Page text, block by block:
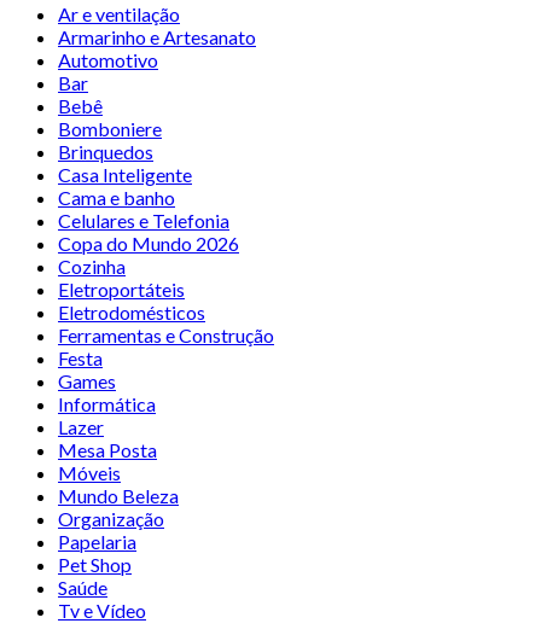
Ar e ventilação
Armarinho e Artesanato
Automotivo
Bar
Bebê
Bomboniere
Brinquedos
Casa Inteligente
Cama e banho
Celulares e Telefonia
Copa do Mundo 2026
Cozinha
Eletroportáteis
Eletrodomésticos
Ferramentas e Construção
Festa
Games
Informática
Lazer
Mesa Posta
Móveis
Mundo Beleza
Organização
Papelaria
Pet Shop
Saúde
Tv e Vídeo